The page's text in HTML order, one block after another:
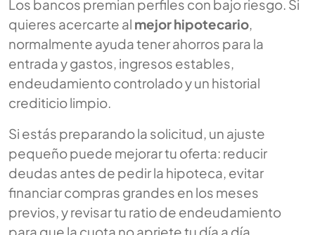
Los bancos premian perfiles con bajo riesgo. Si
quieres acercarte al mejor hipotecario,
normalmente ayuda tener ahorros para la
entrada y gastos, ingresos estables,
endeudamiento controlado y un historial
crediticio limpio.
Si estás preparando la solicitud, un ajuste
pequeño puede mejorar tu oferta: reducir
deudas antes de pedir la hipoteca, evitar
financiar compras grandes en los meses
previos, y revisar tu ratio de endeudamiento